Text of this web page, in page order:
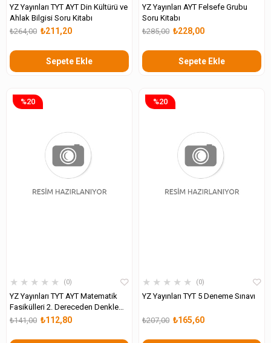
YZ Yayınları TYT AYT Din Kültürü ve
Ahlak Bilgisi Soru Kitabı
₺211,20
₺264,00
Sepete Ekle
YZ Yayınları AYT Felsefe Grubu
Soru Kitabı
₺228,00
₺285,00
Sepete Ekle
★ ★ ★ ★ ★ 0
YZ Yayınları TYT AYT Matematik
Fasikülleri 2. Dereceden Denklem
Eşitsizlik Parabol
₺112,80
₺141,00
%20
★ ★ ★ ★ ★ 0
YZ Yayınları TYT 5 Deneme Sınavı
₺165,60
₺207,00
%20